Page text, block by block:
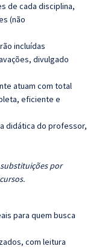
de cada disciplina,
(não
incluídas
divulgado
atuam com total
eficiente e
didática do professor,
por
para quem busca
com leitura